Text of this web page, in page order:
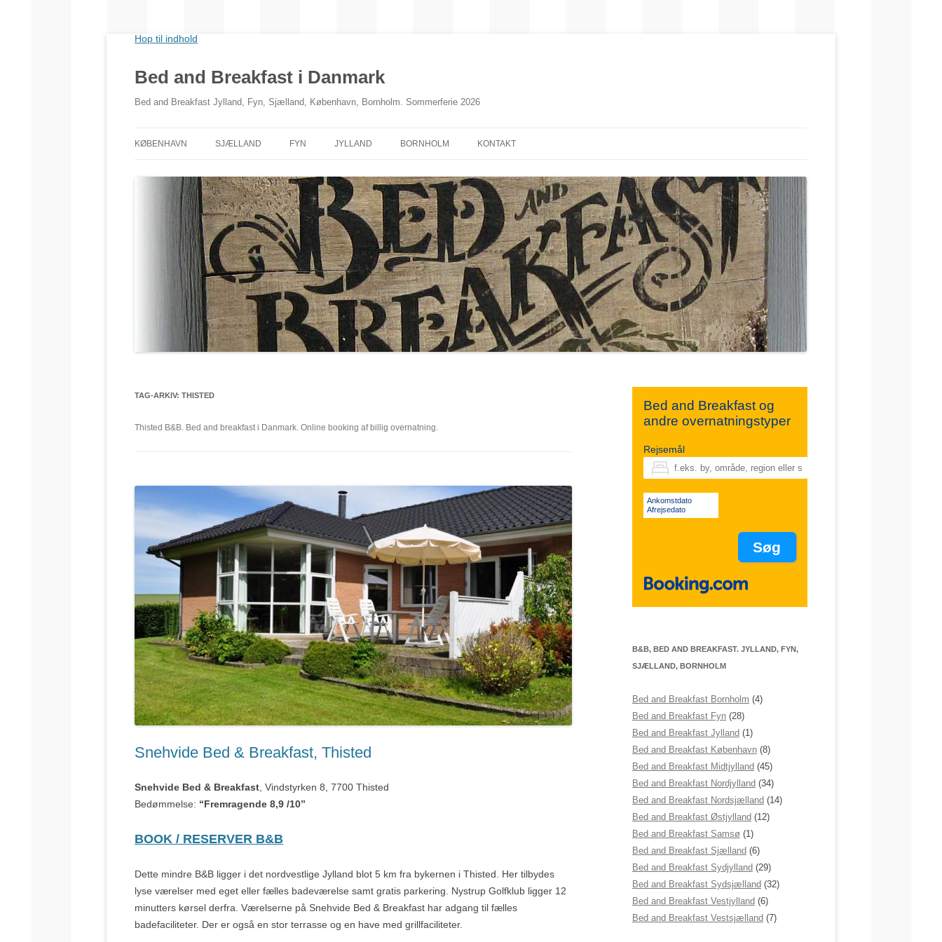
Hop til indhold
Bed and Breakfast i Danmark
Bed and Breakfast Jylland, Fyn, Sjælland, København, Bornholm. Sommerferie 2026
KØBENHAVN SJÆLLAND
VESTSJÆLLAND
SYDSJÆLLAND
FYN JYLLAND
MIDTJYLLAND
ØSTJYLLAND
SØNDERJYLLAND
BORNHOLM KONTAKT
TAG-ARKIV: THISTED
Thisted B&B. Bed and breakfast i Danmark. Online booking af billig overnatning.
Snehvide Bed & Breakfast, Thisted
Snehvide Bed & Breakfast , Vindstyrken 8, 7700 Thisted
Bedømmelse: “Fremragende 8,9 /10”
BOOK / RESERVER B&B
Dette mindre B&B ligger i det nordvestlige Jylland blot 5 km fra bykernen i Thisted. Her tilbydes
lyse værelser med eget eller fælles badeværelse samt gratis parkering. Nystrup Golfklub ligger 12
minutters kørsel derfra. Værelserne på Snehvide Bed & Breakfast har adgang til fælles
badefaciliteter. Der er også en stor terrasse og en have med grillfaciliteter.
Bed and Breakfast og
andre overnatningstyper
Rejsemål
Ankomstdato
Afrejsedato
B&B, BED AND BREAKFAST. JYLLAND, FYN,
SJÆLLAND, BORNHOLM
Bed and Breakfast Bornholm (4)
Bed and Breakfast Fyn (28)
Bed and Breakfast Jylland (1)
Bed and Breakfast København (8)
Bed and Breakfast Midtjylland (45)
Bed and Breakfast Nordjylland (34)
Bed and Breakfast Nordsjælland (14)
Bed and Breakfast Østjylland (12)
Bed and Breakfast Samsø (1)
Bed and Breakfast Sjælland (6)
Bed and Breakfast Sydjylland (29)
Bed and Breakfast Sydsjælland (32)
Bed and Breakfast Vestjylland (6)
Bed and Breakfast Vestsjælland (7)